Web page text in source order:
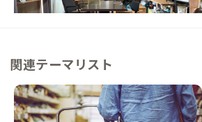
この家からの距離 30km
関連テーマリスト